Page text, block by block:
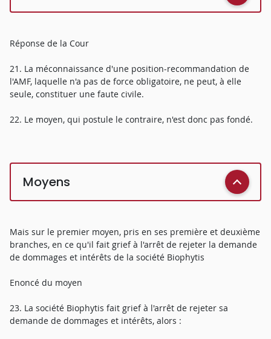
Réponse de la Cour
21. La méconnaissance d'une position-recommandation de
l'AMF, laquelle n'a pas de force obligatoire, ne peut, à elle
seule, constituer une faute civile.
22. Le moyen, qui postule le contraire, n'est donc pas fondé.
Moyens
Mais sur le premier moyen, pris en ses première et deuxième
branches, en ce qu'il fait grief à l'arrêt de rejeter la demande
de dommages et intérêts de la société Biophytis
Enoncé du moyen
23. La société Biophytis fait grief à l'arrêt de rejeter sa
demande de dommages et intérêts, alors :